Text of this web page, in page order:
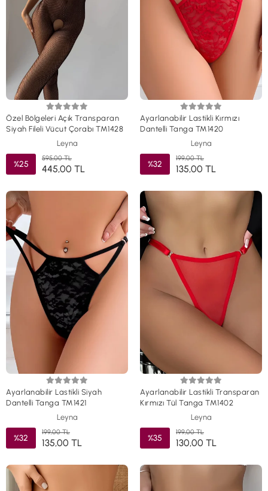
Özel Bölgeleri Açık Transparan
Siyah Fileli Vücut Çorabı TM1428
Leyna
%25
595,00 TL
445,00 TL
Ayarlanabilir Lastikli Kırmızı
Dantelli Tanga TM1420
Leyna
%32
199,00 TL
135,00 TL
Ayarlanabilir Lastikli Siyah
Dantelli Tanga TM1421
Leyna
%32
199,00 TL
135,00 TL
Ayarlanabilir Lastikli Transparan
Kırmızı Tül Tanga TM1402
Leyna
%35
199,00 TL
130,00 TL